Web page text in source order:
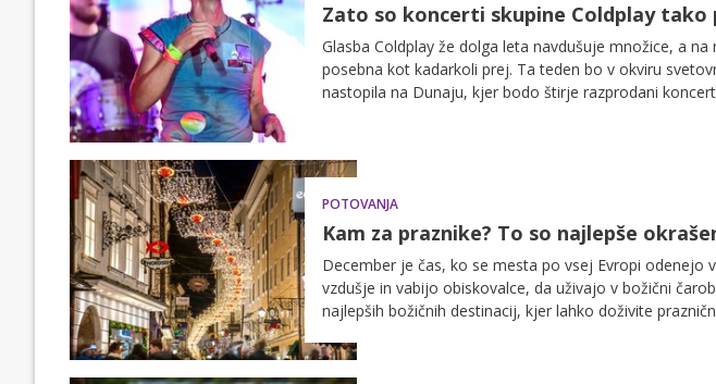
Zato so koncerti skupine Coldplay tako
Glasba Coldplay že dolga leta navdušuje množice, a
posebna kot kadarkoli prej. Ta teden bo v okviru
nastopila na Dunaju, kjer bodo štirje razprodani
POTOVANJA
Kam za praznike? To so najlepše
December je čas, ko se mesta po vsej Evropi odenejo
vzdušje in vabijo obiskovalce, da uživajo v božični
najlepših božičnih destinacij, kjer lahko doživite